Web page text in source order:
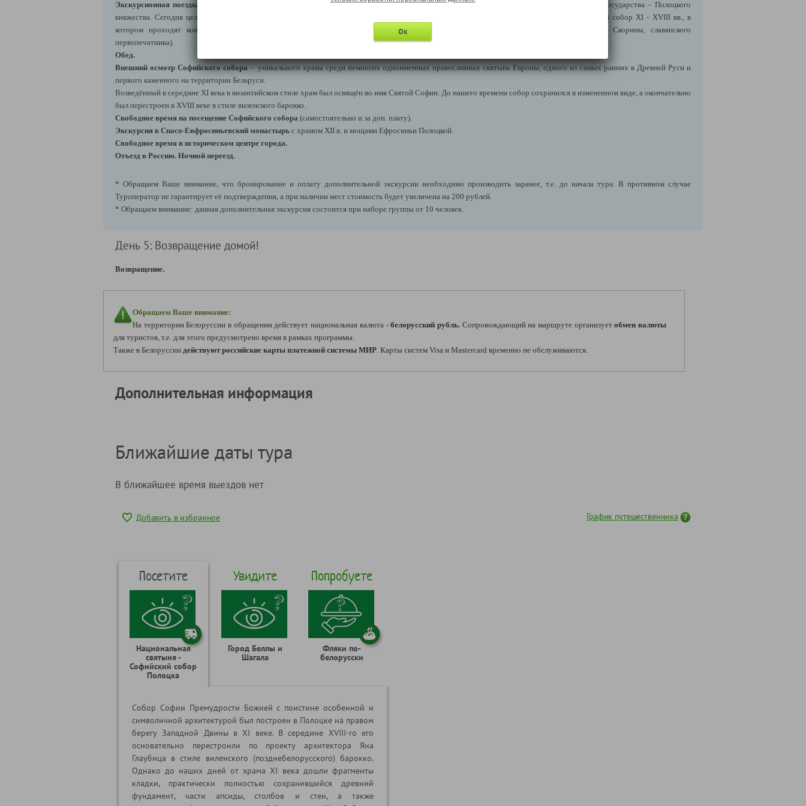
Экскурсионная поездка в Полоцк
Полоцк: 100 км)– древнейший город Белоруссии, столицу первого на белорусской земле государства –Полоцкого
княжества. Сегодня целиком город
образует историко-культурный заповедник с ценнейшими памятниками архитектуры: Софийский собор XI - XVIII вв., в
котором проходят концерты органной музыки, кадетский корпус нач. XIX в., Музей книгопечатания (
– родина Франциска Скорины, славянского
первопечатника).
Обед.
Внешний осмотр Софийского собора - уникального храма среди немногих одноименных православных святынь Европы, одного из самых ранних в Древней Руси и
первого каменного на территории Беларуси.
Возведённый в середине XI века в византийском стиле храм был освящён во имя Святой Софии. До нашего времени собор сохранился в измененном виде, а окончательно
был перестроен в XVIII веке в стиле виленского барокко.
Свободное время на посещение Софийского собора (самостоятельно и за доп. плату).
Экскурсия в Спасо-Евфросиньевский монастырь с храмом XII в. и мощами Ефросиньи Полоцкой.
Свободное время в историческом центре города.
Отъезд в Россию. Ночной переезд.
* Обращаем Ваше внимание, что бронирование и оплату дополнительной экскурсии необходимо производить заранее, т.е. до начала тура. В противном случае
Туроператор не гарантирует её подтверждения, а при наличии мест стоимость будет увеличена на 200 рублей.
* Обращаем внимание: данная дополнительная экскурсия состоится при наборе группы от 10 человек.
День 5: Возвращение домой!
Возвращение.
Обращаем Ваше внимание:
На территории Белоруссии в обращении действует национальная валюта -белорусский рубль.Сопровождающий на маршруте организуетобмен валюты
для туристов, т.е. для этого предусмотрено время в рамках программы.
Также в Белоруссии действуют российские карты платежной системы МИР. Карты систем Visa и Mastercard временно не обслуживаются.
Дополнительная информация
Ближайшие даты тура
В ближайшее время выездов нет
Добавить в избранное График путешественника
Посетите
Национальная
святыня -
Софийский собор
Полоцка
Увидите
Город Беллы и
Шагала
Попробуете
Фляки по-
белорусски
Собор Софии Премудрости Божией с поистине особенной и
символичной архитектурой был построен в Полоцке на правом
берегу Западной Двины в ХI веке. В середине XVIII-го его
основательно перестроили по проекту архитектора Яна
Глаубица в стиле виленского (позднебелорусского) барокко.
Однако до наших дней от храма ХI века дошли фрагменты
кладки, практически полностью сохранившийся древний
фундамент, части апсиды, столбов и стен, а также
Ок